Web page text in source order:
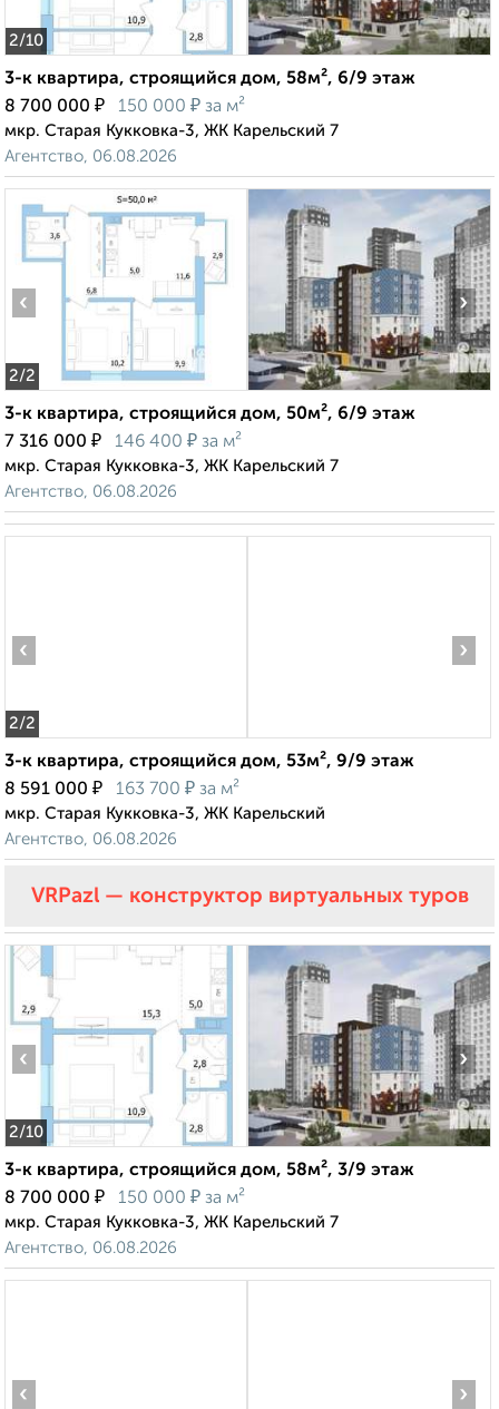
2/10
3-к квартира, строящийся дом, 58м², 6/9 этаж
8 700 000 ₽ 150 000 ₽ за м²
мкр. Старая Кукковка-3, ЖК Карельский 7
Агентство, 06.08.2026
2/2
‹ ›
3-к квартира, строящийся дом, 50м², 6/9 этаж
7 316 000 ₽ 146 400 ₽ за м²
мкр. Старая Кукковка-3, ЖК Карельский 7
Агентство, 06.08.2026
2/2
‹ ›
3-к квартира, строящийся дом, 53м², 9/9 этаж
8 591 000 ₽ 163 700 ₽ за м²
мкр. Старая Кукковка-3, ЖК Карельский
Агентство, 06.08.2026
VRPazl — конструктор виртуальных туров
2/10
‹ ›
3-к квартира, строящийся дом, 58м², 3/9 этаж
8 700 000 ₽ 150 000 ₽ за м²
мкр. Старая Кукковка-3, ЖК Карельский 7
Агентство, 06.08.2026
‹ ›